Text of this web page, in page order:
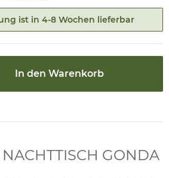
ist in 4-8 Wochen lieferbar
In den Warenkorb
GONDA